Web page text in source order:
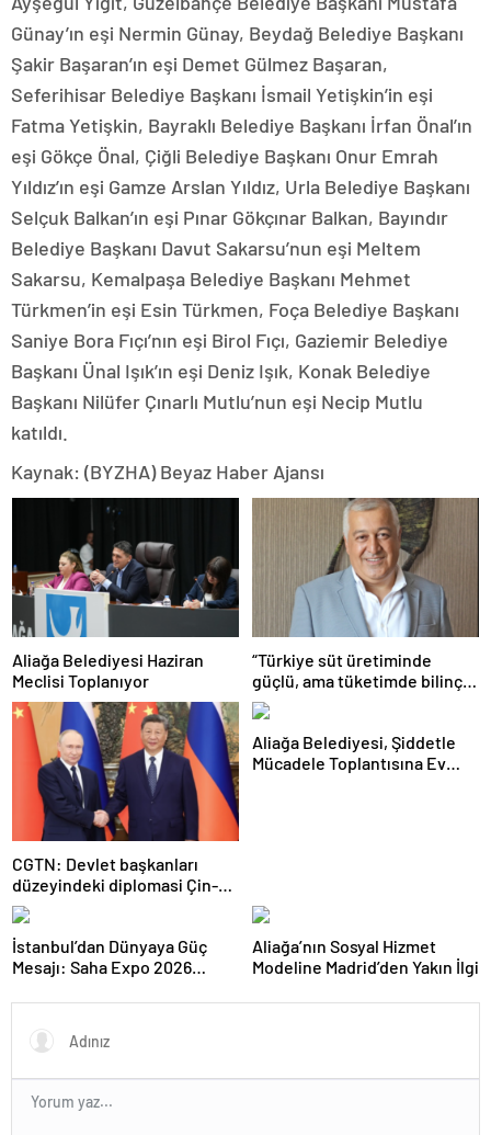
Günay’ın eşi Nermin Günay, ⁠Beydağ Belediye Başkanı
Şakir Başaran’ın eşi Demet Gülmez Başaran,
Seferihisar Belediye Başkanı İsmail Yetişkin’in eşi
Fatma Yetişkin, ⁠Bayraklı Belediye Başkanı İrfan Önal’ın
eşi Gökçe Önal, Çiğli Belediye Başkanı Onur Emrah
Yıldız’ın eşi Gamze Arslan Yıldız, Urla Belediye Başkanı
Selçuk Balkan’ın eşi Pınar Gökçınar Balkan, Bayındır
Belediye Başkanı Davut Sakarsu’nun eşi Meltem
Sakarsu, ⁠Kemalpaşa Belediye Başkanı Mehmet
Türkmen’in eşi Esin Türkmen, Foça Belediye Başkanı
Saniye Bora Fıçı’nın eşi Birol Fıçı, Gaziemir Belediye
Başkanı Ünal Işık’ın eşi Deniz Işık, Konak Belediye
Başkanı Nilüfer Çınarlı Mutlu’nun eşi Necip Mutlu
katıldı.
Kaynak: (BYZHA) Beyaz Haber Ajansı
Aliağa Belediyesi Haziran
Meclisi Toplanıyor
“Türkiye süt üretiminde
güçlü, ama tüketimde bilinç
şart”
CGTN: Devlet başkanları
düzeyindeki diplomasi Çin-
Rusya arasındaki büyüyen
ortaklığı güçlendiriyor
Aliağa Belediyesi, Şiddetle
Mücadele Toplantısına Ev
İstanbul’dan Dünyaya Güç
Mesajı: Saha Expo 2026
Aliağa’nın Sosyal Hizmet
Modeline Madrid’den Yakın İlgi